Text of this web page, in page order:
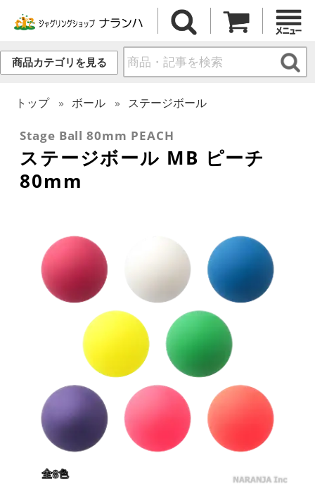
商品カテゴリを見る
トップ ボール ステージボール
Stage Ball 80mm PEACH
ステージボール MB ピーチ
80mm